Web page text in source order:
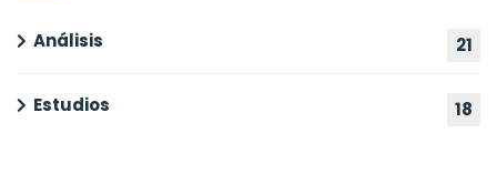
Análisis 21
Estudios 18